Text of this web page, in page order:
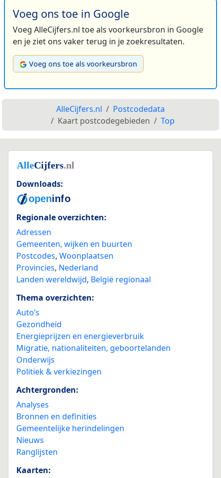
Voeg ons toe in Google
Voeg AlleCijfers.nl toe als voorkeursbron in Google
en je ziet ons vaker terug in je zoekresultaten.
Voeg ons toe als voorkeursbron
AlleCijfers.nl
Postcodedata
Kaart postcodegebieden
Top
Downloads:
Regionale overzichten:
Adressen
Gemeenten, wijken en buurten
Postcodes, Woonplaatsen
Provincies, Nederland
Landen wereldwijd, België regionaal
Thema overzichten:
Auto’s
Gezondheid
Energieprijzen en energieverbruik
Migratie, nationaliteiten, geboortelanden
Onderwijs
Politiek & verkiezingen
Achtergronden:
Analyses
Bronnen en definities
Gemeentelijke herindelingen
Nieuws
Ranglijsten
Kaarten: